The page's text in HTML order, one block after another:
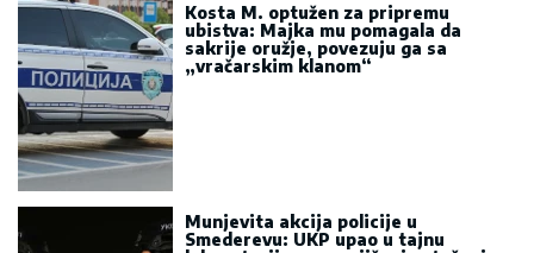
Kosta M. optužen za pripremu
ubistva: Majka mu pomagala da
sakrije oružje, povezuju ga sa
„vračarskim klanom“
Munjevita akcija policije u
Smederevu: UKP upao u tajnu